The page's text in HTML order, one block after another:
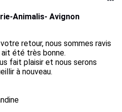
Animalis- Avignon
retour, nous sommes ravis
été très bonne.
fait plaisir et nous serons
à nouveau.